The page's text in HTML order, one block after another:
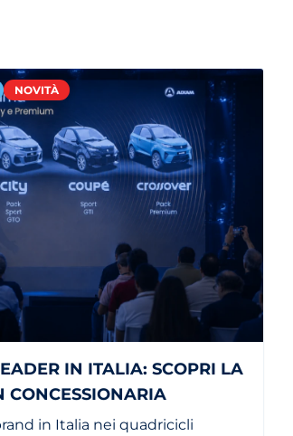
NOVITÀ
IN ITALIA: SCOPRI LA
CONCESSIONARIA
in Italia nei quadricicli